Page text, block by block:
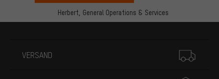
Herbert, General Operations & Services
VERSAND